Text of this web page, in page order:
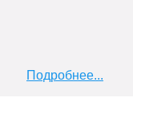
Подробнее...